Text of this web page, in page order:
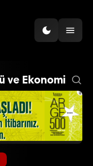
ve Ekonomi